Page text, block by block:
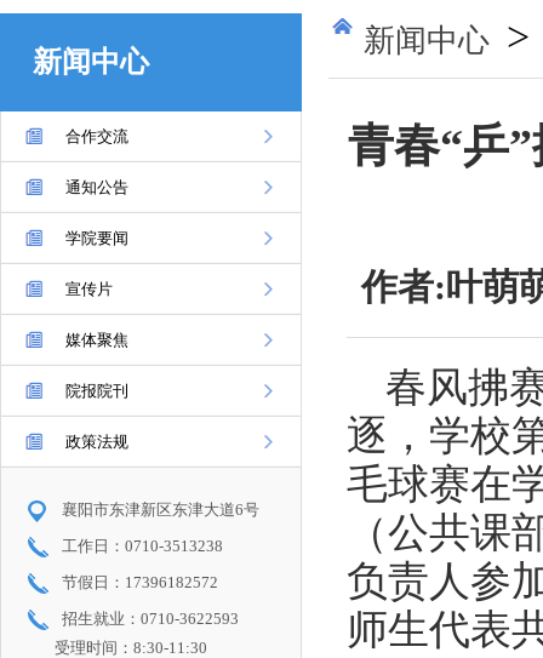
新闻中心
合作交流
通知公告
学院要闻
宣传片
媒体聚焦
院报院刊
政策法规
襄阳市东津新区东津大道6号
工作日：0710-3513238
节假日：17396182572
招生就业：0710-3622593
受理时间：8:30-11:30
新闻中心 >
青春“乒
作者:叶
春风拂
逐，学校
毛球赛在
（公共课
负责人参
师生代表